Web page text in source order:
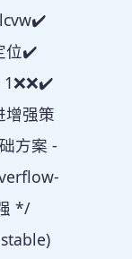
位✔️
增强策
方案 -
*/